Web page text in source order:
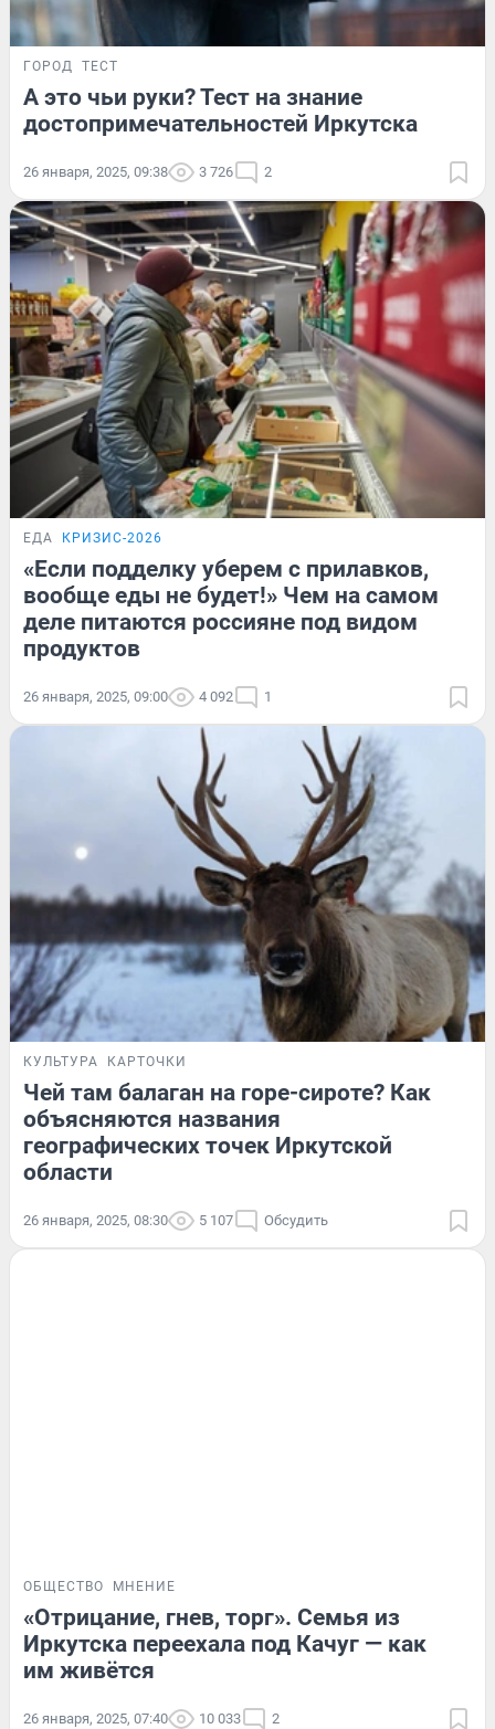
ГОРОД ТЕСТ
А это чьи руки? Тест на знание
достопримечательностей Иркутска
26 января, 2025, 09:38 3 726 2
ЕДА КРИЗИС-2026
«Если подделку уберем с прилавков,
вообще еды не будет!» Чем на самом
деле питаются россияне под видом
продуктов
26 января, 2025, 09:00 4 092 1
КУЛЬТУРА КАРТОЧКИ
Чей там балаган на горе-сироте? Как
объясняются названия
географических точек Иркутской
области
26 января, 2025, 08:30 5 107 Обсудить
ОБЩЕСТВО МНЕНИЕ
«Отрицание, гнев, торг». Семья из
Иркутска переехала под Качуг — как
им живётся
26 января, 2025, 07:40 10 033 2